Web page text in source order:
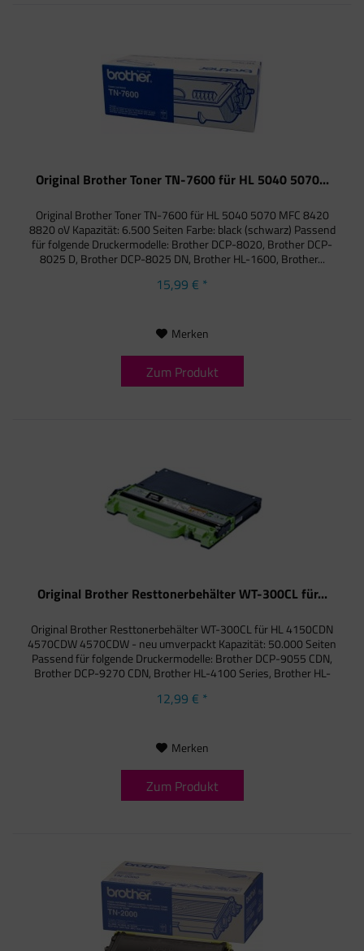
Original Brother Toner TN-7600 für HL 5040 5070...
Original Brother Toner TN-7600 für HL 5040 5070 MFC 8420
8820 oV Kapazität: 6.500 Seiten Farbe: black (schwarz) Passend
für folgende Druckermodelle: Brother DCP-8020, Brother DCP-
8025 D, Brother DCP-8025 DN, Brother HL-1600, Brother...
15,99 € *
Merken
Zum Produkt
Original Brother Resttonerbehälter WT-300CL für...
Original Brother Resttonerbehälter WT-300CL für HL 4150CDN
4570CDW 4570CDW - neu umverpackt Kapazität: 50.000 Seiten
Passend für folgende Druckermodelle: Brother DCP-9055 CDN,
Brother DCP-9270 CDN, Brother HL-4100 Series, Brother HL-
12,99 € *
Merken
Zum Produkt